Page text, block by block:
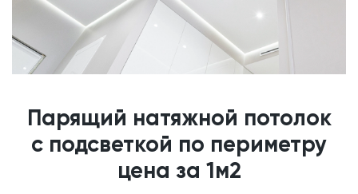
Парящий натяжной потолок
с подсветкой по периметру
цена за 1м2